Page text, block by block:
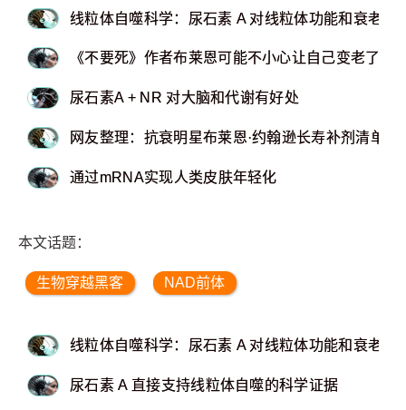
线粒体自噬科学：尿石素 A 对线粒体功能和衰老的
《不要死》作者布莱恩可能不小心让自己变老了
尿石素A + NR 对大脑和代谢有好处
网友整理：抗衰明星布莱恩·约翰逊长寿补剂清单
通过mRNA实现人类皮肤年轻化
本文话题：
生物穿越黑客 NAD前体
线粒体自噬科学：尿石素 A 对线粒体功能和衰老的
尿石素 A 直接支持线粒体自噬的科学证据